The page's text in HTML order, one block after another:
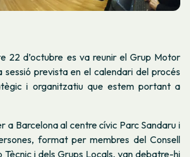
22 d’octubre es va reunir el Grup Motor
prevista en el calendari del procés
i organitzatiu que estem portant a
a Barcelona al centre cívic Parc Sandaru i
format per membres del Consell
Tècnic i dels Grups Locals, van debatre-hi